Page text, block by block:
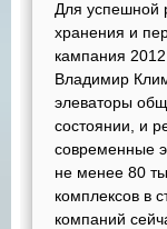
Для успешной
хранения и
кампания
Владимир
элеваторы
состоянии, и
современные
не менее 80
комплексов в
компаний